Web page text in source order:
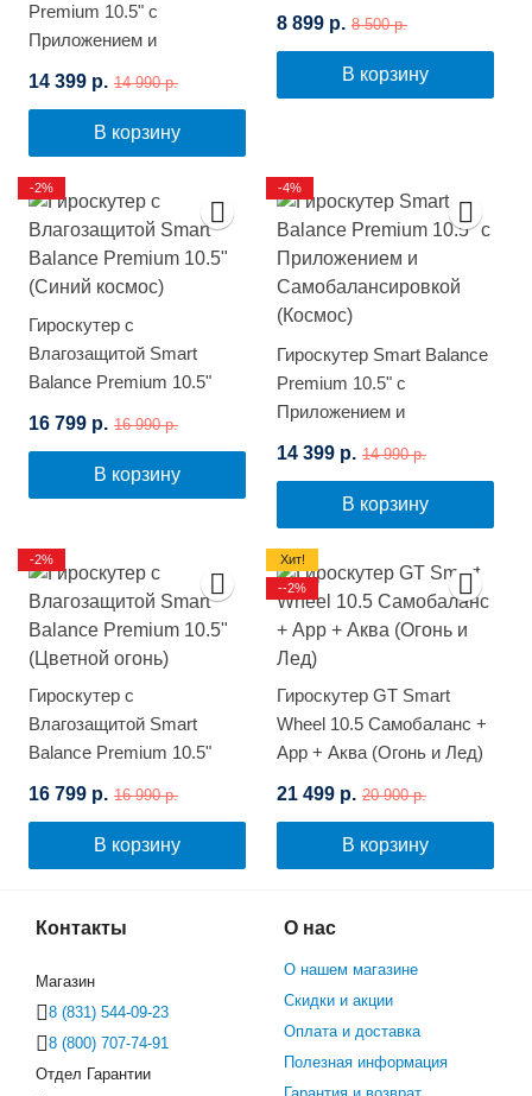
Premium 10.5" с
Приложением и
(Граффити)
14 399 р. 14 990 р.
В корзину
8 899 р. 8 500 р.
В корзину
Гироскутер с
Влагозащитой Smart
Balance Premium 10.5"
16 799 р. 16 990 р.
В корзину
-2%
Гироскутер Smart Balance
Premium 10.5" с
Приложением и
(Космос)
14 399 р. 14 990 р.
В корзину
-4%
Гироскутер с
Влагозащитой Smart
Balance Premium 10.5"
16 799 р. 16 990 р.
В корзину
-2%
Гироскутер GT Smart
Wheel 10.5 Самобаланс +
App + Аква (Огонь и Лед)
21 499 р. 20 900 р.
В корзину
Хит!
--2%
Контакты
Магазин
8 (831) 544-09-23
8 (800) 707-74-91
Отдел Гарантии
О нас
О нашем магазине
Скидки и акции
Оплата и доставка
Полезная информация